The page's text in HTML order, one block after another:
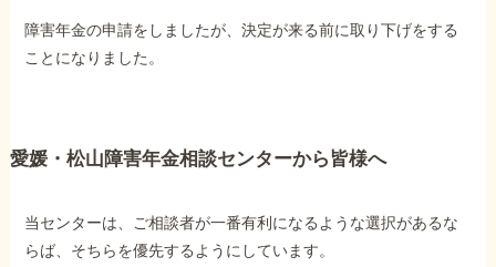
障害年金の申請をしましたが、決定が来る前に取り下げをする
ことになりました。
愛媛・松山障害年金相談センターから皆様へ
当センターは、ご相談者が一番有利になるような選択があるな
らば、そちらを優先するようにしています。